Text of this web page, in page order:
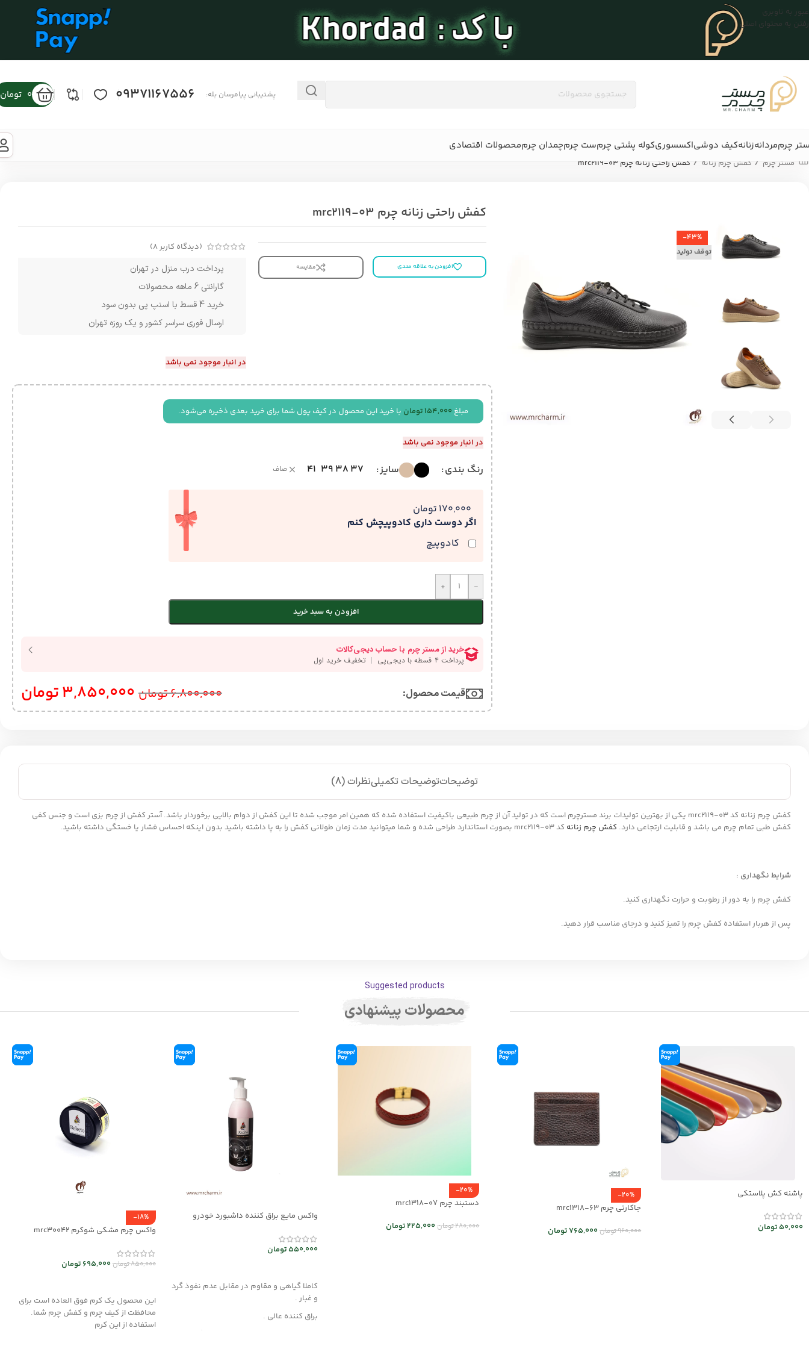
عبور به ناوبری
رفتن به محتوای اصلی
پشتیبانی پیامرسان بله: 09371167556
0 تومان
چرممردانهزنانهکیف دوشیاکسسوریکوله پشتی چرمست چرمچمدان چرممحصولات اقتصادی
مستر چرم / کفش چرم زنانه / کفش راحتی زنانه چرم mrc2119-03
-43%
توقف تولید
کفش راحتی زنانه چرم mrc2119-03
افزودن به علاقه مندی مقایسه
(دیدگاه کاربر8
)
پرداخت درب منزل در تهران
گارانتی 6 ماهه محصولات
خرید 4 قسط با اسنپ پی بدون سود
ارسال فوری سراسر کشور و یک روزه تهران
در انبار موجود نمی باشد
مبلغ 154,000 تومان با خرید این محصول در کیف پول شما برای خرید بعدی ذخیره می‌شود.
در انبار موجود نمی باشد
رنگ بندی سایز 37
38
39
41 صاف
اگر دوست داری کادوپیچش کنم
کادوپیچ
170,000 تومان
-
+
افزودن به سبد خرید
قیمت محصول:​ 6,800,000تومان 3,850,000تومان
توضیحاتتوضیحات تکمیلینظرات (8)
کفش چرم زنانه کد mrc2119-03 یکی از بهترین تولیدات برند مسترچرم است که در تولید آن از چرم طبیعی باکیفیت استفاده شده که همین امر موجب شده تا این کفش از دوام بالایی برخوردار باشد. آستر کفش از چرم بزی است و جنس کفی
کفش طبی تمام چرم می باشد و قابلیت ارتجاعی دارد. کفش چرم زنانه کد mrc2119-03 بصورت استاندارد طراحی شده و شما میتوانید مدت زمان طولانی کفش را به پا داشته باشید بدون اینکه احساس فشار یا خستگی داشته باشید.
شرایط نگهداری :
کفش چرم را به دور از رطوبت و حرارت نگهداری کنید.
پس از هربار استفاده کفش چرم را تمیز کنید و درجای مناسب قرار دهید.
Suggested products
محصولات پیشنهادی
پاشنه کش پلاستکی
50,000تومان
-20%
جاکارتی چرم mrc1318-63
960,000تومان765,000تومان
-20%
دستبند چرم mrc1318-07
280,000تومان225,000تومان
واکس مایع براق کننده داشبورد خودرو
550,000تومان
کاملا گیاهی و مقاوم در مقابل عدم نفوذ گرد
و غبار .
براق کننده عالی .
-18%
واکس چرم مشکی شوکرم mrc30042
850,000تومان695,000 تومان
این محصول یک کرم فوق العاده است برای
محافظت از کیف چرم و کفش چرم شما.
استفاده از این کرم